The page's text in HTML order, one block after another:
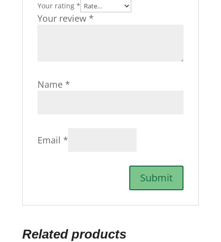
Your rating *
Your review *
Name *
Email *
Related products